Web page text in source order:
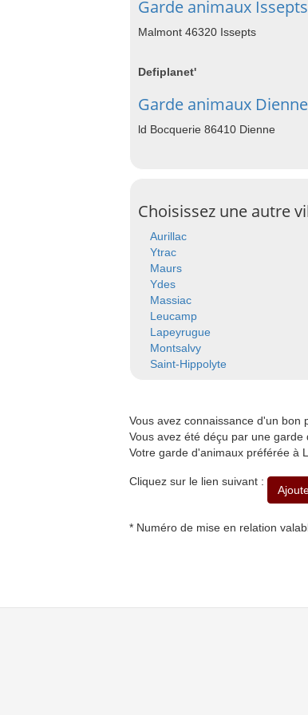
Garde animaux Issepts
Malmont 46320 Issepts
Defiplanet'
Garde animaux Dienne
ld Bocquerie 86410 Dienne
Choisissez une autre
Aurillac
Ytrac
Maurs
Ydes
Massiac
Leucamp
Lapeyrugue
Montsalvy
Saint-Hippolyte
Vous avez connaissance d'un bon
Vous avez été déçu par une
Votre garde d'animaux préférée à
Cliquez sur le lien suivant :
* Numéro de mise en relation